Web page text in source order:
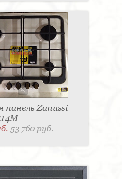
панель Zanussi
53 760 руб.